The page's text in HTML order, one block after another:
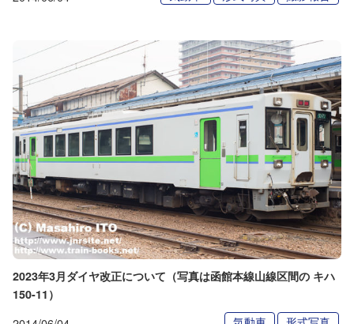
2023年3月ダイヤ改正について（写真は函館本線山線区間の キハ
150-11）